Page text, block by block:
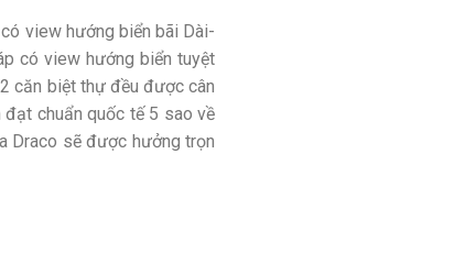
view hướng biển bãi Dài-
có view hướng biển tuyệt
căn biệt thự đều được cân
chuẩn quốc tế 5 sao về
Draco sẽ được hưởng trọn